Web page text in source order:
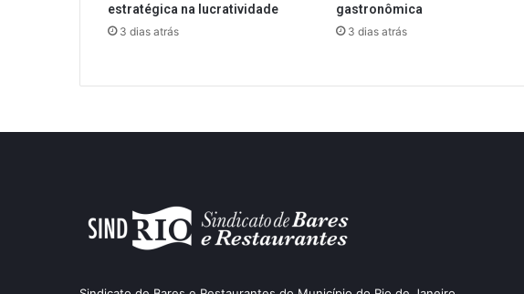
estratégica na lucratividade
3 dias atrás
gastronômica
3 dias atrás